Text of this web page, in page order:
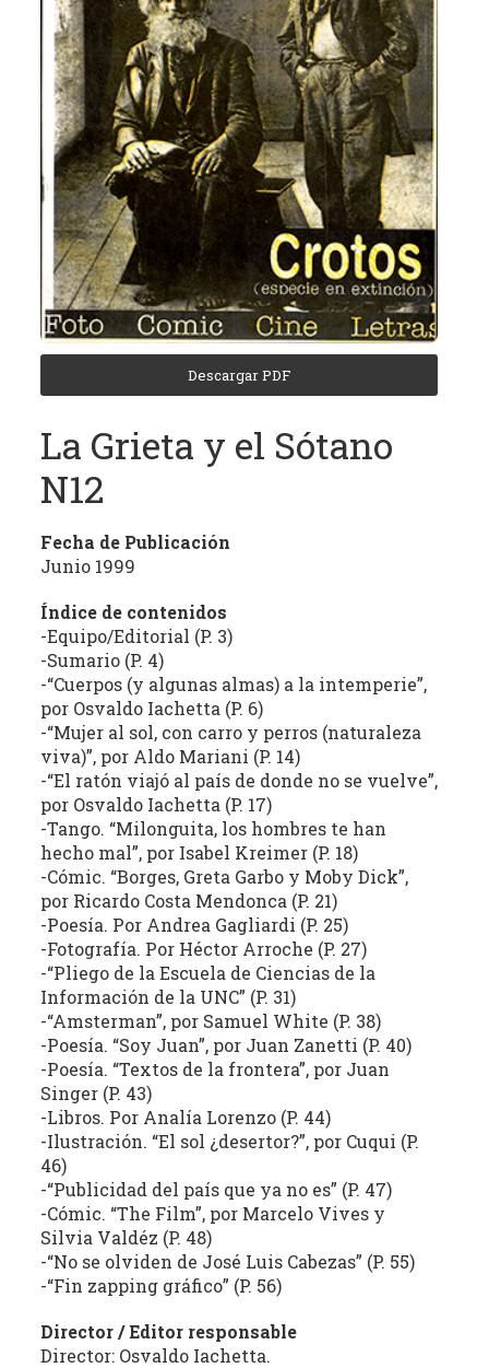
Archivo
Revistas
Culturales
Córdoba
tiene
como
objetivo
central
clasificación,
domiciliación
digital
estudio
crítico
publicaciones
periódicas
provincia
(con
énfasis
producción
independiente)
dedicadas
cultura,
literatura,
política,
artes
producción
intelectual
sus
distintas
manifestaciones.
Descargar PDF
La Grieta y el Sótano
N12
Fecha de Publicación
Junio 1999
Índice de contenidos
-Equipo/Editorial (P. 3)
-Sumario (P. 4)
-“Cuerpos (y algunas almas) a la intemperie”,
por Osvaldo Iachetta (P. 6)
-“Mujer al sol, con carro y perros (naturaleza
viva)”, por Aldo Mariani (P. 14)
-“El ratón viajó al país de donde no se vuelve”,
por Osvaldo Iachetta (P. 17)
-Tango. “Milonguita, los hombres te han
hecho mal”, por Isabel Kreimer (P. 18)
-Cómic. “Borges, Greta Garbo y Moby Dick”,
por Ricardo Costa Mendonca (P. 21)
-Poesía. Por Andrea Gagliardi (P. 25)
-Fotografía. Por Héctor Arroche (P. 27)
-“Pliego de la Escuela de Ciencias de la
Información de la UNC” (P. 31)
-“Amsterman”, por Samuel White (P. 38)
-Poesía. “Soy Juan”, por Juan Zanetti (P. 40)
-Poesía. “Textos de la frontera”, por Juan
Singer (P. 43)
-Libros. Por Analía Lorenzo (P. 44)
-Ilustración. “El sol ¿desertor?”, por Cuqui (P.
46)
-“Publicidad del país que ya no es” (P. 47)
-Cómic. “The Film”, por Marcelo Vives y
Silvia Valdéz (P. 48)
-“No se olviden de José Luis Cabezas” (P. 55)
-“Fin zapping gráfico” (P. 56)
Director / Editor responsable
Director: Osvaldo Iachetta.